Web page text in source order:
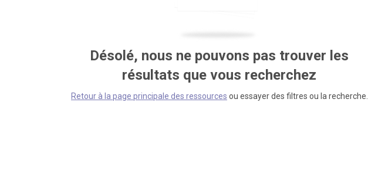
Désolé, nous ne pouvons pas trouver les
résultats que vous recherchez
Retour à la page principale des ressources ou essayer des filtres ou la recherche.